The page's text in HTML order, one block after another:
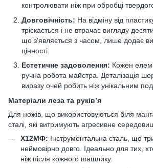
контролювати ніж при обробці
Довговічність: На відміну від
тріскається і не втрачає вигляду
що з'являється з часом, лише додає
цінності.
Естетичне задоволення: Кожен
ручна робота майстра. Деталізація
виразу очей робить ніж унікальним
Матеріали леза та руків’я
Для ножів, що використовуються біля
сталі, які витримують агресивне
Х12МФ: Інструментальна сталь, що
неймовірно довго. Ідеально для тих,
ніж після кожного шашлику.